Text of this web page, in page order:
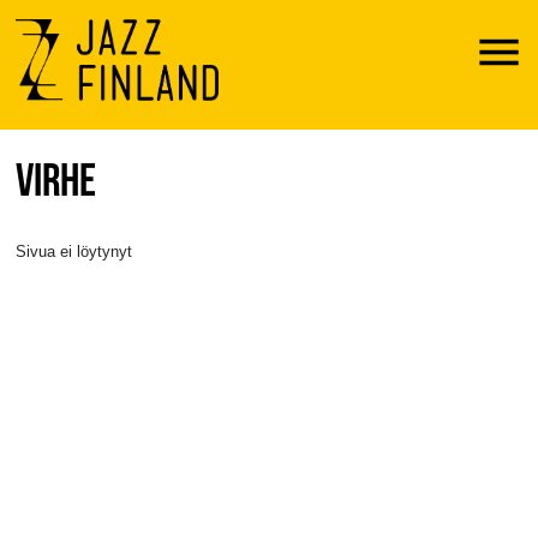
Menu
VIRHE
Sivua ei löytynyt